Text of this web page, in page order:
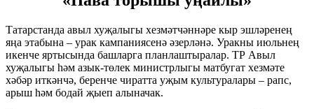
Татарстанда авыл хуҗалыгы хезмәтчәннәре кыр эшләренең
яңа этабына – урак кампаниясенә әзерләнә. Уракны июльнең
икенче яртысында башларга планлаштыралар. ТР Авыл
хуҗалыгы һәм азык-төлек министрлыгы матбугат хезмәте
хәбәр иткәнчә, беренче чиратта уҗым культуралары – рапс,
арыш һәм бодай җыеп алыначак.